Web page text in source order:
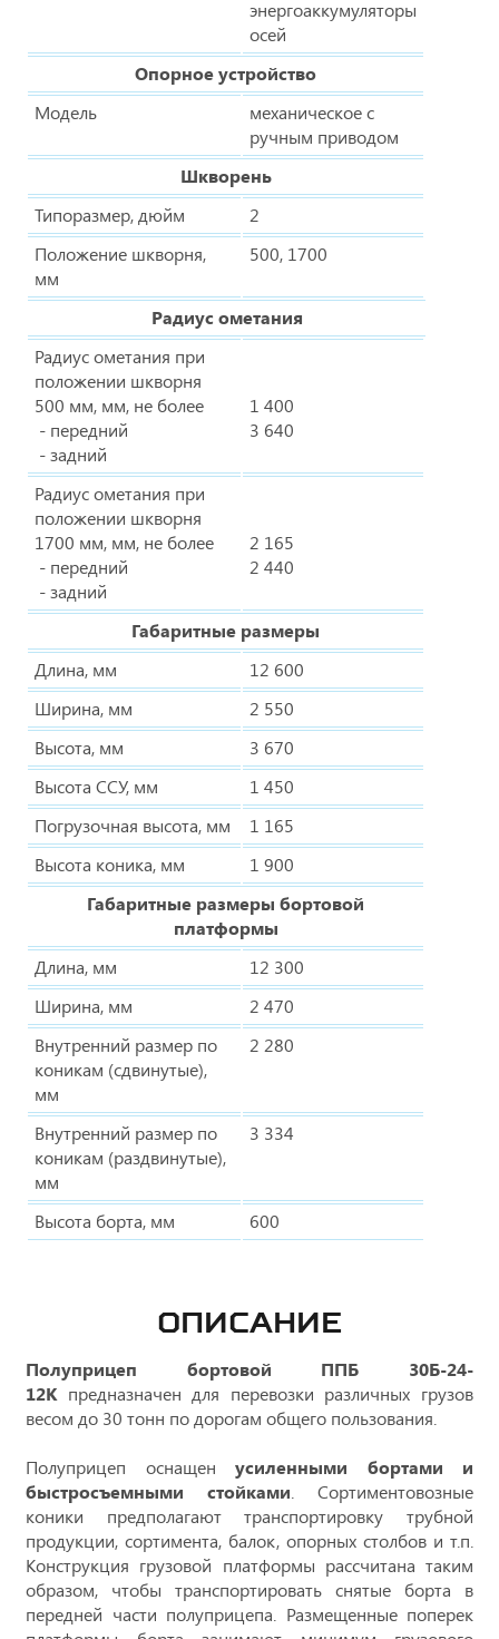
энергоаккумуляторы
осей
Опорное устройство
Модель
механическое с
ручным приводом
Шкворень
Типоразмер, дюйм
2
Положение шкворня,
мм
500, 1700
Радиус ометания
Радиус ометания при
положении шкворня
500 мм, мм, не более
- передний
- задний
1 400
3 640
Радиус ометания при
положении шкворня
1700 мм, мм, не более
- передний
- задний
2 165
2 440
Габаритные размеры
Длина, мм
12 600
Ширина, мм
2 550
Высота, мм
3 670
Высота ССУ, мм
1 450
Погрузочная высота, мм
1 165
Высота коника, мм
1 900
Габаритные размеры бортовой
платформы
Длина, мм
12 300
Ширина, мм
2 470
Внутренний размер по
коникам (сдвинутые),
мм
2 280
Внутренний размер по
коникам (раздвинутые),
мм
3 334
Высота борта, мм 600
ОПИСАНИЕ
Полуприцеп бортовой ППБ 30Б-24-
12К предназначен для перевозки различных грузов
весом до 30 тонн по дорогам общего пользования.
Полуприцеп оснащен усиленными бортами и
быстросъемными стойками . Сортиментовозные
коники предполагают транспортировку трубной
продукции, сортимента, балок, опорных столбов и т.п.
Конструкция грузовой платформы рассчитана таким
образом, чтобы транспортировать снятые борта в
передней части полуприцепа. Размещенные поперек